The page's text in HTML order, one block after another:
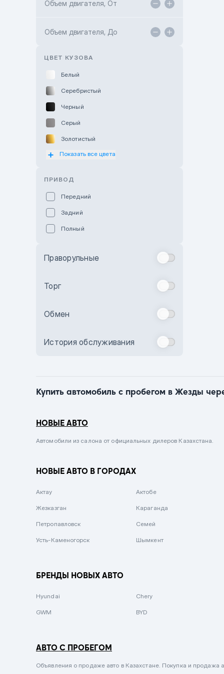
Hyundai ShymCity
Объем двигателя, От
Объем двигателя, До
ЦВЕТ КУЗОВА
Белый
Серебристый
Черный
Серый
Золотистый
Оранжевый
Бежевый
Комбинированный
Серый металлик
Черный металлик
Стальной
Серебристый металлик
Бело-Дымчатый
Светло-зелёный металлик
Бирюзовый
Зеленый металлик
Показать все цвета
ПРИВОД
Передний
Задний
Полный
Праворульные
Торг
Обмен
История обслуживания
Купить автомобиль с пробегом в Жезды
НОВЫЕ АВТО
Автомобили из салона от официальных дилеров Казахстана.
НОВЫЕ АВТО В ГОРОДАХ
Актау Актобе
Жезказган Караганда
Петропавловск Семей
Усть-Каменогорск Шымкент
БРЕНДЫ НОВЫХ АВТО
Hyundai Chery
GWM BYD
АВТО С ПРОБЕГОМ
Объявления о продаже авто в Казахстане. Покупка и продажа